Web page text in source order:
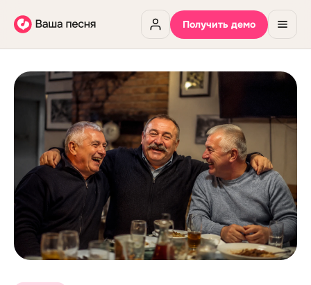
Получить демо